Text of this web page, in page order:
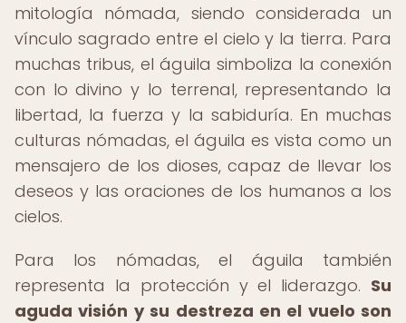
mitología nómada, siendo considerada un
vínculo sagrado entre el cielo y la tierra. Para
muchas tribus, el águila simboliza la conexión
con lo divino y lo terrenal, representando la
libertad, la fuerza y la sabiduría. En muchas
culturas nómadas, el águila es vista como un
mensajero de los dioses, capaz de llevar los
deseos y las oraciones de los humanos a los
cielos.
Para los nómadas, el águila también
representa la protección y el liderazgo. Su
aguda visión y su destreza en el vuelo son